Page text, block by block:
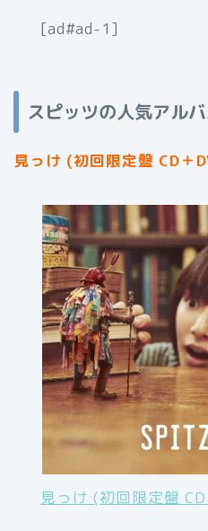
[ad#ad-1]
スピッツの人気アル
見っけ (初回限定盤 CD＋
見っけ (初回限定盤